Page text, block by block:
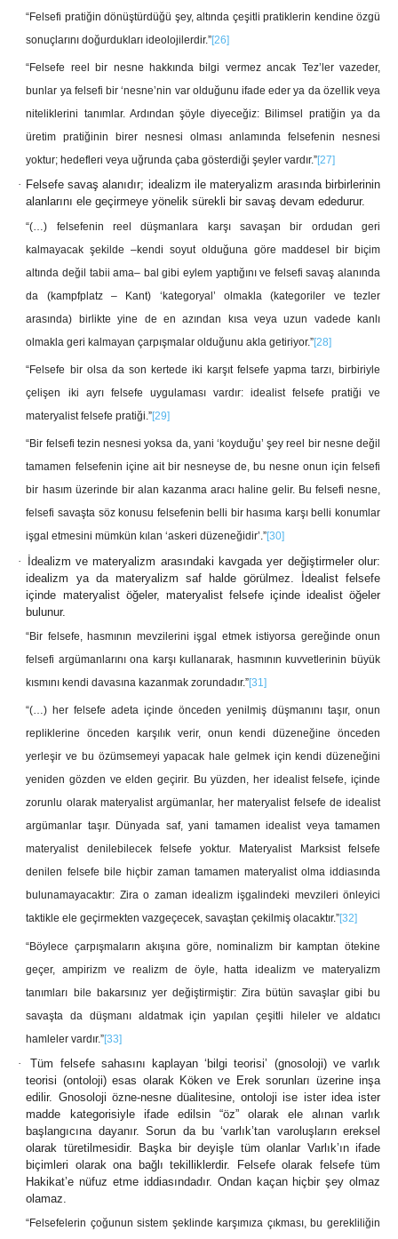
“Felsefi pratiğin dönüştürdüğü şey, altında çeşitli pratiklerin kendine özgü
sonuçlarını doğurdukları ideolojilerdir.”[26]
“Felsefe reel bir nesne hakkında bilgi vermez ancak Tez’ler vazeder,
bunlar ya felsefi bir ‘nesne’nin var olduğunu ifade eder ya da özellik veya
niteliklerini tanımlar. Ardından şöyle diyeceğiz: Bilimsel pratiğin ya da
üretim pratiğinin birer nesnesi olması anlamında felsefenin nesnesi
yoktur; hedefleri veya uğrunda çaba gösterdiği şeyler vardır.”[27]
· Felsefe savaş alanıdır; idealizm ile materyalizm arasında birbirlerinin
alanlarını ele geçirmeye yönelik sürekli bir savaş devam ededurur.
“(…) felsefenin reel düşmanlara karşı savaşan bir ordudan geri
kalmayacak şekilde –kendi soyut olduğuna göre maddesel bir biçim
altında değil tabii ama‒ bal gibi eylem yaptığını ve felsefi savaş alanında
da (kampfplatz – Kant) ‘kategoryal’ olmakla (kategoriler ve tezler
arasında) birlikte yine de en azından kısa veya uzun vadede kanlı
olmakla geri kalmayan çarpışmalar olduğunu akla getiriyor.”[28]
“Felsefe bir olsa da son kertede iki karşıt felsefe yapma tarzı, birbiriyle
çelişen iki ayrı felsefe uygulaması vardır: idealist felsefe pratiği ve
materyalist felsefe pratiği.”[29]
“Bir felsefi tezin nesnesi yoksa da, yani ‘koyduğu’ şey reel bir nesne değil
tamamen felsefenin içine ait bir nesneyse de, bu nesne onun için felsefi
bir hasım üzerinde bir alan kazanma aracı haline gelir. Bu felsefi nesne,
felsefi savaşta söz konusu felsefenin belli bir hasıma karşı belli konumlar
işgal etmesini mümkün kılan ‘askeri düzeneğidir’.”[30]
· İdealizm ve materyalizm arasındaki kavgada yer değiştirmeler olur:
idealizm ya da materyalizm saf halde görülmez. İdealist felsefe
içinde materyalist öğeler, materyalist felsefe içinde idealist öğeler
bulunur.
“Bir felsefe, hasmının mevzilerini işgal etmek istiyorsa gereğinde onun
felsefi argümanlarını ona karşı kullanarak, hasmının kuvvetlerinin büyük
kısmını kendi davasına kazanmak zorundadır.”[31]
“(…) her felsefe adeta içinde önceden yenilmiş düşmanını taşır, onun
repliklerine önceden karşılık verir, onun kendi düzeneğine önceden
yerleşir ve bu özümsemeyi yapacak hale gelmek için kendi düzeneğini
yeniden gözden ve elden geçirir. Bu yüzden, her idealist felsefe, içinde
zorunlu olarak materyalist argümanlar, her materyalist felsefe de idealist
argümanlar taşır. Dünyada saf, yani tamamen idealist veya tamamen
materyalist denilebilecek felsefe yoktur. Materyalist Marksist felsefe
denilen felsefe bile hiçbir zaman tamamen materyalist olma iddiasında
bulunamayacaktır: Zira o zaman idealizm işgalindeki mevzileri önleyici
taktikle ele geçirmekten vazgeçecek, savaştan çekilmiş olacaktır.”[32]
“Böylece çarpışmaların akışına göre, nominalizm bir kamptan ötekine
geçer, ampirizm ve realizm de öyle, hatta idealizm ve materyalizm
tanımları bile bakarsınız yer değiştirmiştir: Zira bütün savaşlar gibi bu
savaşta da düşmanı aldatmak için yapılan çeşitli hileler ve aldatıcı
hamleler vardır.”[33]
·
Tüm felsefe sahasını kaplayan ‘bilgi teorisi’ (gnosoloji) ve varlık
teorisi (ontoloji) esas olarak Köken ve Erek sorunları üzerine inşa
edilir. Gnosoloji özne-nesne düalitesine, ontoloji ise ister idea ister
madde kategorisiyle ifade edilsin “öz” olarak ele alınan varlık
başlangıcına dayanır. Sorun da bu ‘varlık’tan varoluşların ereksel
olarak türetilmesidir. Başka bir deyişle tüm olanlar Varlık’ın ifade
biçimleri olarak ona bağlı tekilliklerdir. Felsefe olarak felsefe tüm
Hakikat’e nüfuz etme iddiasındadır. Ondan kaçan hiçbir şey olmaz
olamaz.
“Felsefelerin çoğunun sistem şeklinde karşımıza çıkması, bu gerekliliğin